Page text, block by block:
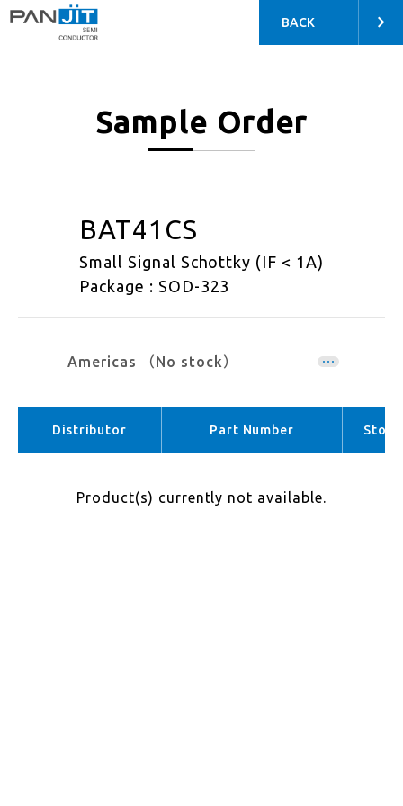
BACK
Sample Order
BAT41CS
Small Signal Schottky (IF < 1A)
Package : SOD-323
Americas （No stock）
APAC （No stock）
Distributor Part Number Stock
Product(s) currently not available.